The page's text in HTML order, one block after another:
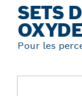
SETS
Pour les